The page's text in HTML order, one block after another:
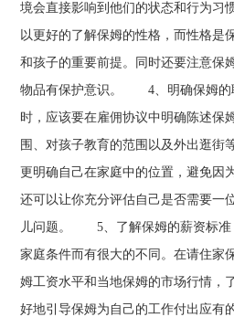
境会直接影响到他们的状态和行为习
以更好的了解保姆的性格，而性格是
和孩子的重要前提。同时还要注意保
物品有保护意识。 4、明确保姆
时，应该要在雇佣协议中明确陈述保
围、对孩子教育的范围以及外出逛街
更明确自己在家庭中的位置，避免因
还可以让你充分评估自己是否需要一
儿问题。 5、了解保姆的薪资标
家庭条件而有很大的不同。在请住家
姆工资水平和当地保姆的市场行情，
好地引导保姆为自己的工作付出应